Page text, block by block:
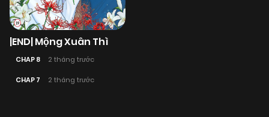
|END| Mộng Xuân Thì
CHAP 8 2 tháng trước
CHAP 7 2 tháng trước